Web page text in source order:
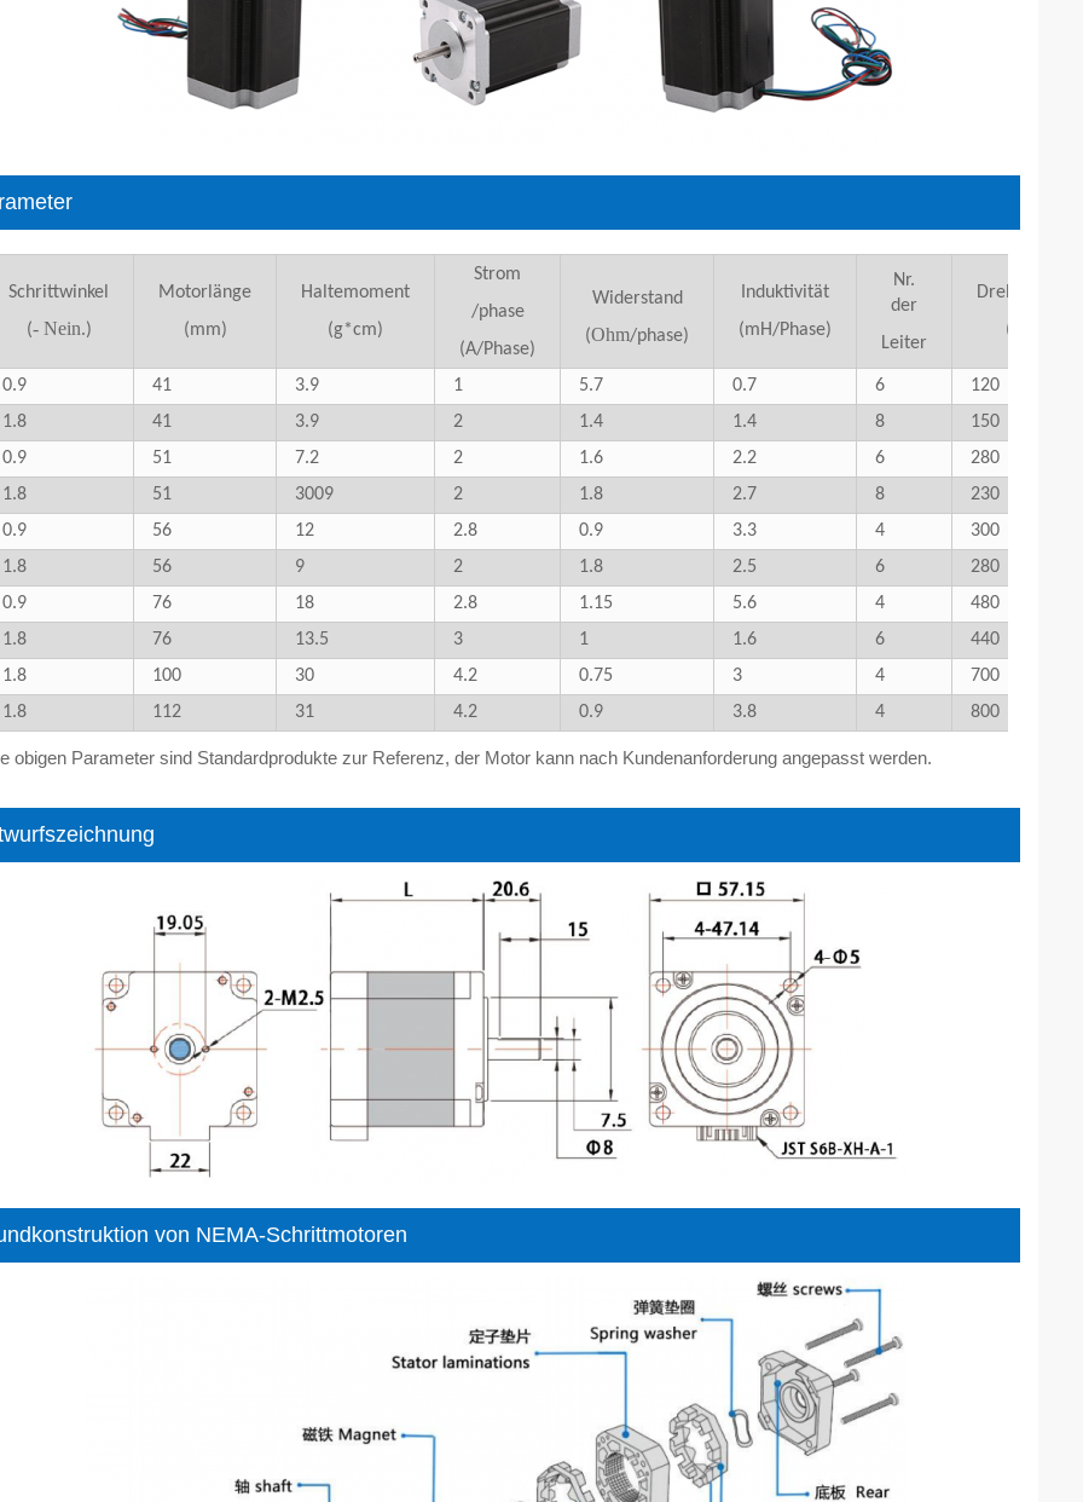
Schrittwinkel
(- Nein.)
Motorlänge
(mm)
Haltemoment
(g*cm)
Strom
/phase
(A/Phase)
Widerstand
(Ohm/phase)
Induktivität
(mH/Phase)
Nr.
der
Leiter
(g*cm)
0.9 41 3.9 1 5.7 0.7 6
120
1.8
41 3.9 2 1.4 1.4 8
150
0.9
51 7.2 2 1.6 2.2 6
280
1.8
51 3009 2 1.8 2.7 8
230
0.9
56 12 2.8 0.9 3.3 4
300
1.8
56 9 2 1.8 2.5 6
280
0.9
76 18 2.8 1.15 5.6 4
480
1.8
76 13.5 3 1 1.6 6
440
1.8
100 30 4.2 0.75 3 4
700
1.8
112 31 4.2 0.9 3.8 4 800
obigen Parameter sind Standardprodukte zur Referenz, der Motor kann nach Kundenanforderung angepasst werden.
von NEMA-Schrittmotoren